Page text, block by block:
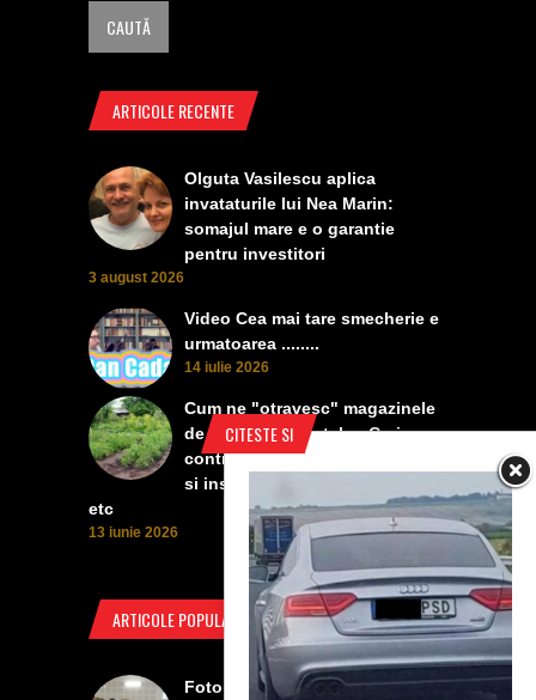
CITESTE SI
ARTICOLE RECENTE
Olguta Vasilescu aplica
invataturile lui Nea Marin:
somajul mare e o garantie
pentru investitori
3 august 2026
Video Cea mai tare smecherie e
urmatoarea ........
14 iulie 2026
Cum ne "otravesc" magazinele
de protectia plantelor. Ceri
contra manei, vanzatoarea iti da
si insecticid, pentru dezvoltare,
etc
13 iunie 2026
ARTICOLE POPULARE
Foto Izbiceni - Lumea buna a